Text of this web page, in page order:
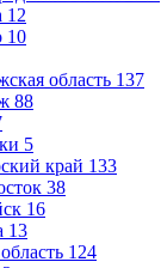
12
10
область 137
88
5
край 133
38
16
13
124